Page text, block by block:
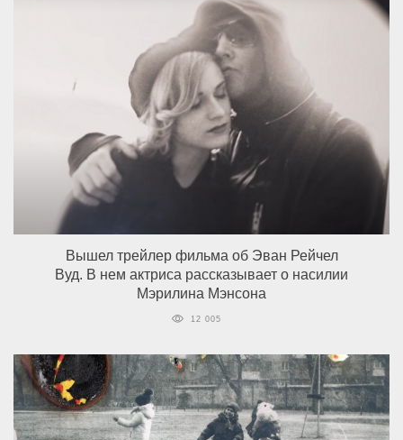
Вышел трейлер фильма об Эван Рейчел
Вуд. В нем актриса рассказывает о насилии
Мэрилина Мэнсона
12 005